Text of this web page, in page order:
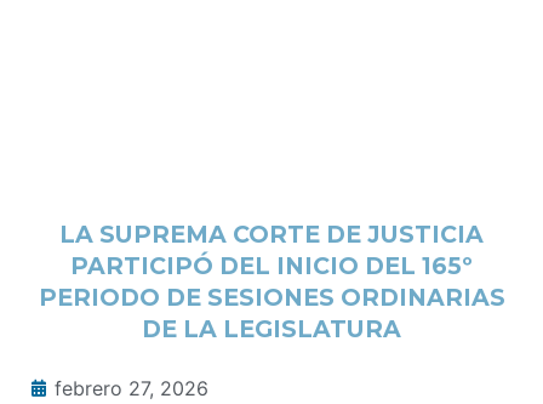
LA SUPREMA CORTE DE JUSTICIA
PARTICIPÓ DEL INICIO DEL 165º
PERIODO DE SESIONES ORDINARIAS
DE LA LEGISLATURA
febrero 27, 2026